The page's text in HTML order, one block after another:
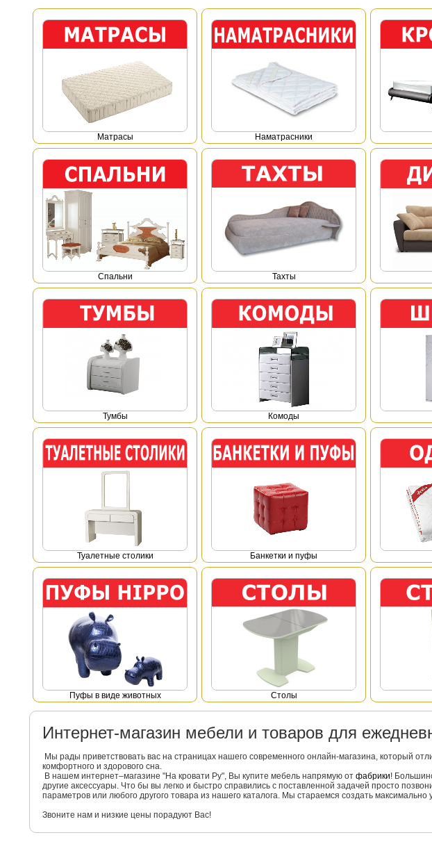
Mатрасы Наматрасники
Спальни Тахты
Тумбы Комоды
Туалетные столики Банкетки и пуфы
Пуфы в виде животных Столы
Интернет-магазин мебели и товаров для
Мы рады приветствовать вас на страницах нашего современного онлайн-магазина, который
комфортного и здорового сна.
В нашем интернет–магазине "На кровати Ру", Вы купите мебель напрямую от фабрики!
другие аксессуары. Что бы вы легко и быстро справились с поставленной задачей просто
параметров или любого другого товара из нашего каталога. Мы стараемся создать
Звоните нам и низкие цены порадуют Вас!